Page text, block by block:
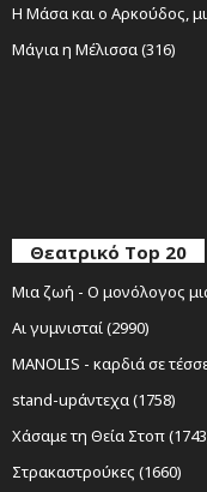
Η Μάσα και ο Αρκούδος,
Μάγια η Μέλισσα (316)
Θεατρικό Top 20
Μια ζωή - Ο μονόλογος
Αι γυμνισταί (2990)
MANOLIS - καρδιά σε
stand-upάντεχα (1758)
Χάσαμε τη Θεία Στοπ
Στρακαστρούκες (1660)